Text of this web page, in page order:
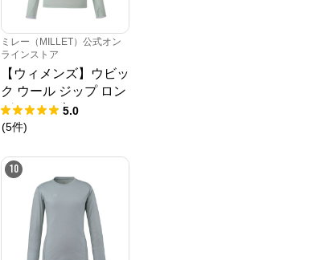
ミレー（MILLET）公式オン
ラインストア
【ウィメンズ】ウビッ
ク ウール ジップ ロン
グスリーブ5.0
(5件)
10